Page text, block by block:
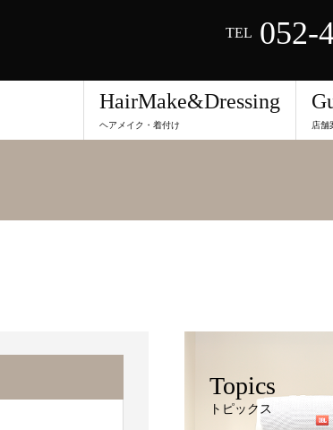
TEL 052-
HairMake&Dressing
ヘアメイク・着付け 店舗
Topics
トピックス